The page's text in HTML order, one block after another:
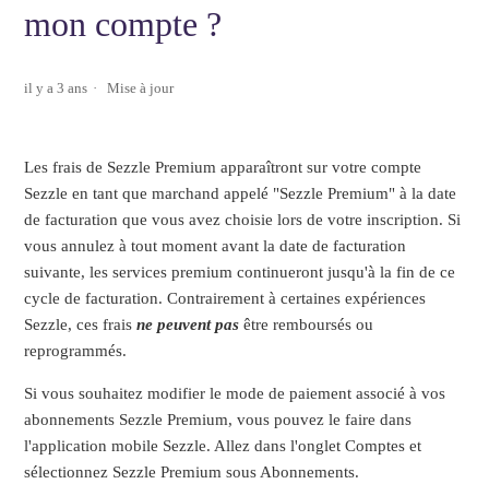
mon compte ?
il y a 3 ans Mise à jour
Les frais de Sezzle Premium apparaîtront sur votre compte
Sezzle en tant que marchand appelé "Sezzle Premium" à la date
de facturation que vous avez choisie lors de votre inscription. Si
vous annulez à tout moment avant la date de facturation
suivante, les services premium continueront jusqu'à la fin de ce
cycle de facturation. Contrairement à certaines expériences
Sezzle, ces fraisne peuvent pas être remboursés ou
reprogrammés.
Si vous souhaitez modifier le mode de paiement associé à vos
abonnements Sezzle Premium, vous pouvez le faire dans
l'application mobile Sezzle. Allez dans l'onglet Comptes et
sélectionnez Sezzle Premium sous Abonnements.